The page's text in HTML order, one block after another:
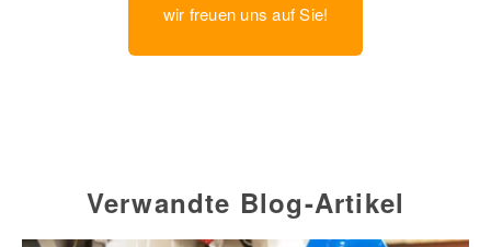
wir freuen uns auf Sie!
Verwandte Blog-Artikel